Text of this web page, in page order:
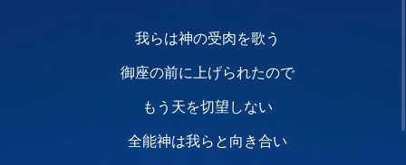
我らは神の受肉を歌う
御座の前に上げられたので
もう天を切望しない
全能神は我らと向き合い